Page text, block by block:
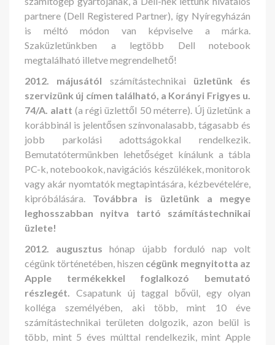
partnere (Dell Registered Partner), így Nyíregyházán
is méltó módon van képviselve a márka.
Szaküzletünkben a legtöbb Dell notebook
megtalálható illetve megrendelhető!
2012. májusától számítástechnikai üzletünk és
szervizünk új címen található, a Korányi Frigyes u.
74/A. alatt (a régi üzlettől 50 méterre). Új üzletünk a
korábbinál is jelentősen színvonalasabb, tágasabb és
jobb parkolási adottságokkal rendelkezik.
Bemutatótermünkben lehetőséget kínálunk a tábla
PC-k, notebookok, navigációs készülékek, monitorok
vagy akár nyomtatók megtapintására, kézbevételére,
kipróbálására. Továbbra is üzletünk a megye
leghosszabban nyitva tartó számítástechnikai
üzlete!
2012. augusztus hónap újabb forduló nap volt
cégünk történetében, hiszen cégünk megnyitotta az
Apple termékekkel foglalkozó bemutató
részlegét. Csapatunk új taggal bővül, egy olyan
kolléga személyében, aki több, mint 10 éve
számítástechnikai területen dolgozik, azon belül is
több, mint 5 éves múlttal rendelkezik, mint Apple